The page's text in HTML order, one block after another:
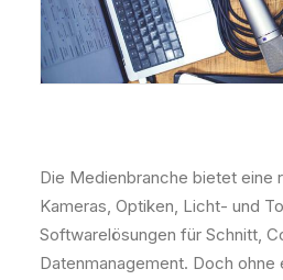
Die Medienbranche bietet eine
Kameras, Optiken, Licht- und
Softwarelösungen für Schnitt,
Datenmanagement. Doch ohne